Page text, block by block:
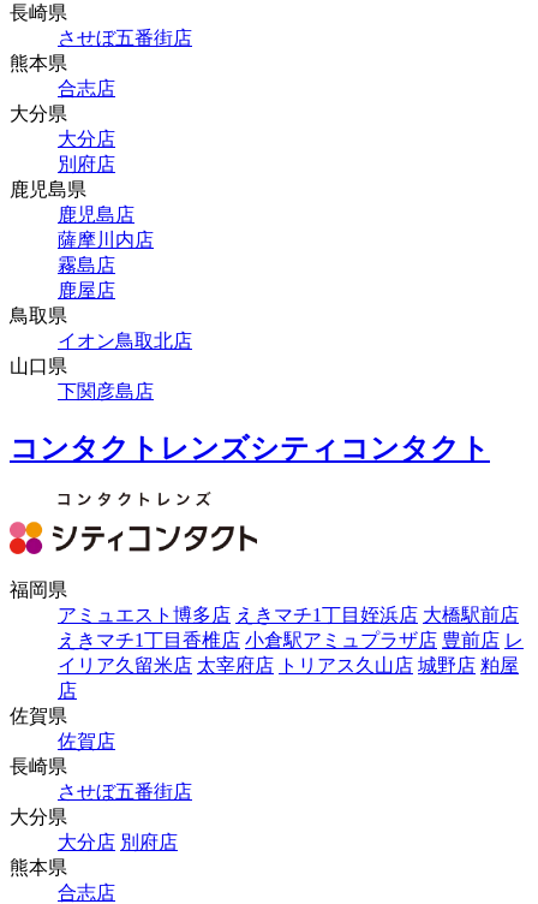
長崎県
させぼ五番街店
熊本県
合志店
大分県
大分店
別府店
鹿児島県
鹿児島店
薩摩川内店
霧島店
鹿屋店
鳥取県
イオン鳥取北店
山口県
下関彦島店
コンタクトレンズシティコンタクト
福岡県
アミュエスト博多店 えきマチ1丁目姪浜店 大橋駅前店
えきマチ1丁目香椎店 小倉駅アミュプラザ店 豊前店 レ
イリア久留米店 太宰府店 トリアス久山店 城野店 粕屋
店
佐賀県
佐賀店
長崎県
させぼ五番街店
大分県
大分店 別府店
熊本県
合志店